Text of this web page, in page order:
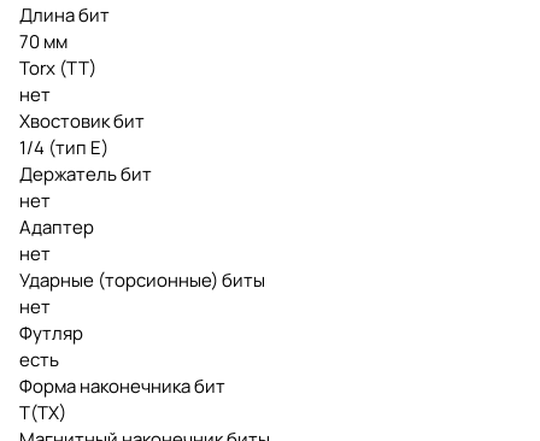
Длина бит
70 мм
Torx (TT)
нет
Хвостовик бит
1/4 (тип Е)
Держатель бит
нет
Адаптер
нет
Ударные (торсионные) биты
нет
Футляр
есть
Форма наконечника бит
T(TX)